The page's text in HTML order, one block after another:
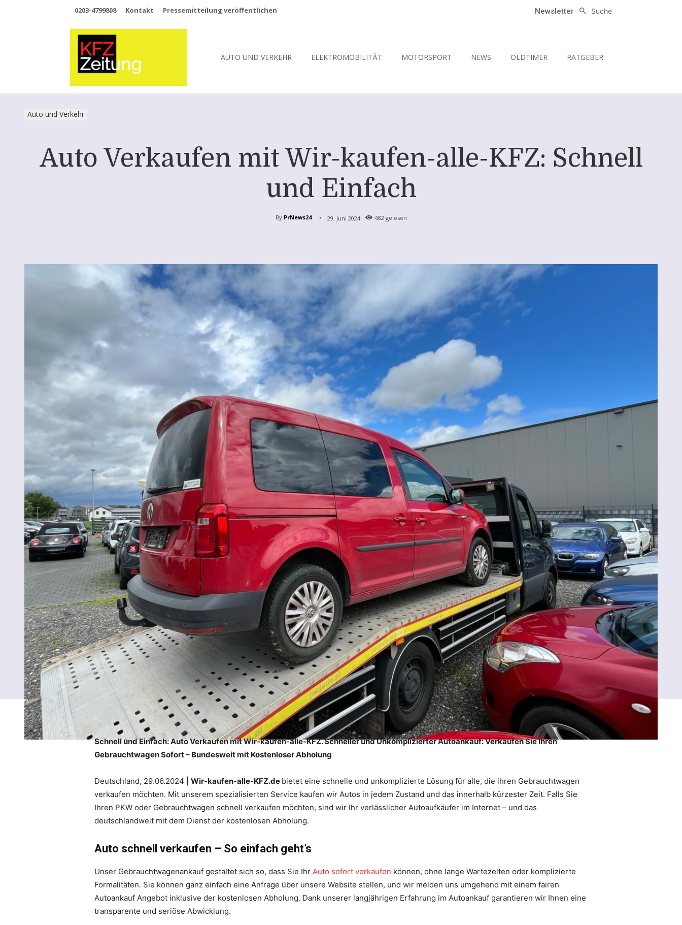
0203-4799808 Kontakt Pressemitteilung veröffentlichen Newsletter Suche
AUTO UND VERKEHR ELEKTROMOBILITÄT MOTORSPORT NEWS OLDTIMER RATGEBER
Auto und Verkehr
Auto Verkaufen mit Wir-kaufen-alle-KFZ: Schnell
und Einfach
By PrNews24 29. Juni 2024 682gelesen
Schnell und Einfach: Auto Verkaufen mit Wir-kaufen-alle-KFZ. Schneller und Unkomplizierter Autoankauf: Verkaufen Sie Ihren
Gebrauchtwagen Sofort – Bundesweit mit Kostenloser Abholung
Deutschland, 29.06.2024 | Wir-kaufen-alle-KFZ.de bietet eine schnelle und unkomplizierte Lösung für alle, die ihren Gebrauchtwagen
verkaufen möchten. Mit unserem spezialisierten Service kaufen wir Autos in jedem Zustand und das innerhalb kürzester Zeit. Falls Sie
Ihren PKW oder Gebrauchtwagen schnell verkaufen möchten, sind wir Ihr verlässlicher Autoaufkäufer im Internet – und das
deutschlandweit mit dem Dienst der kostenlosen Abholung.
Auto schnell verkaufen – So einfach geht’s
Unser Gebrauchtwagenankauf gestaltet sich so, dass Sie Ihr Auto sofort verkaufen können, ohne lange Wartezeiten oder komplizierte
Formalitäten. Sie können ganz einfach eine Anfrage über unsere Website stellen, und wir melden uns umgehend mit einem fairen
Autoankauf Angebot inklusive der kostenlosen Abholung. Dank unserer langjährigen Erfahrung im Autoankauf garantieren wir Ihnen eine
transparente und seriöse Abwicklung.